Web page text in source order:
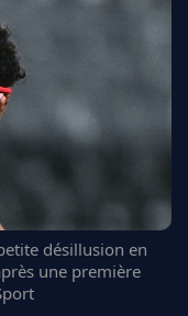
désillusion en
une première